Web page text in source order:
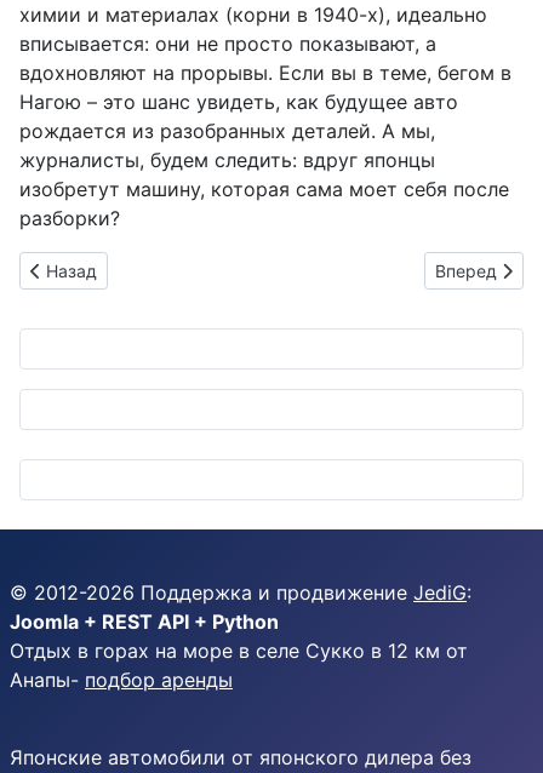
химии и материалах (корни в 1940-х), идеально
вписывается: они не просто показывают, а
вдохновляют на прорывы. Если вы в теме, бегом в
Нагою – это шанс увидеть, как будущее авто
рождается из разобранных деталей. А мы,
журналисты, будем следить: вдруг японцы
изобретут машину, которая сама моет себя после
разборки?
Предыдущий: Toyota на американских горках: акции
Назад Следующий:
Вперед
© 2012-2026 Поддержка и продвижение JediG:
Joomla + REST API + Python
Отдых в горах на море в селе Сукко в 12 км от
Анапы- подбор аренды
Японские автомобили от японского дилера без